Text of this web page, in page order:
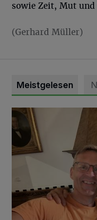
sowie Zeit, Mut und
(Gerhard Müller)
Meistgelesen
„Loss dir nix jefalle“ in 7